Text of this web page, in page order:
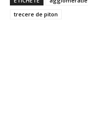
trecere de piton